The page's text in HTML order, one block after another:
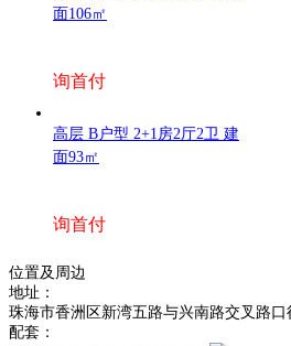
面106㎡
询首付
高层 B户型 2+1房2厅2卫 建
面93㎡
询首付
位置及周边
地址：
珠海市香洲区新湾五路与兴南路交叉路口
配套：